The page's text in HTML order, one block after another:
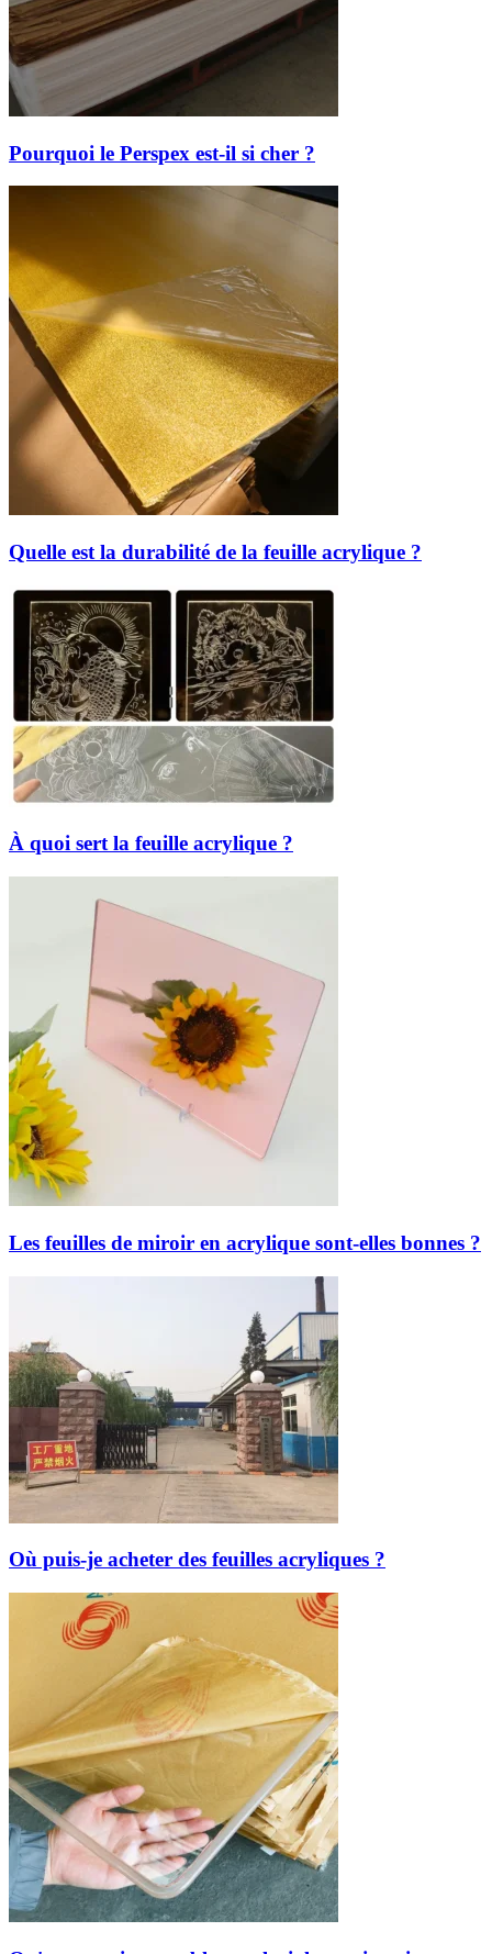
Pourquoi le Perspex est-il si cher ?
Quelle est la durabilité de la feuille acrylique ?
À quoi sert la feuille acrylique ?
Les feuilles de miroir en acrylique sont-elles bonnes ?
Où puis-je acheter des feuilles acryliques ?